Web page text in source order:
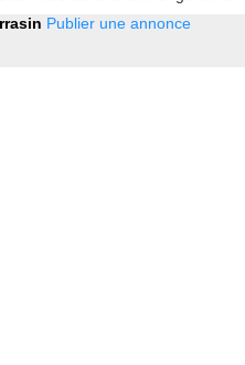
Publier une annonce